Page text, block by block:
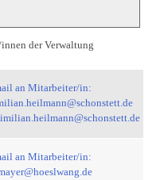
der Verwaltung